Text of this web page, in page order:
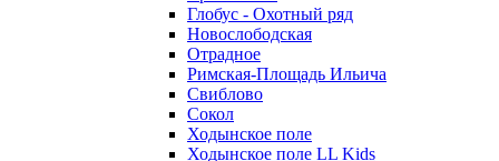
Глобус - Охотный ряд
Новослободская
Отрадное
Римская-Площадь Ильича
Свиблово
Сокол
Ходынское поле
Ходынское поле LL Kids